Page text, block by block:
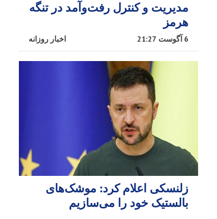
مدیریت و کنترل رفت‌وآمد در تنگه
هرمز
اخبار روزانه 6 آگوست 21:27
زلنسکی اعلام کرد: موشک‌های
بالستیک خود را می‌سازیم